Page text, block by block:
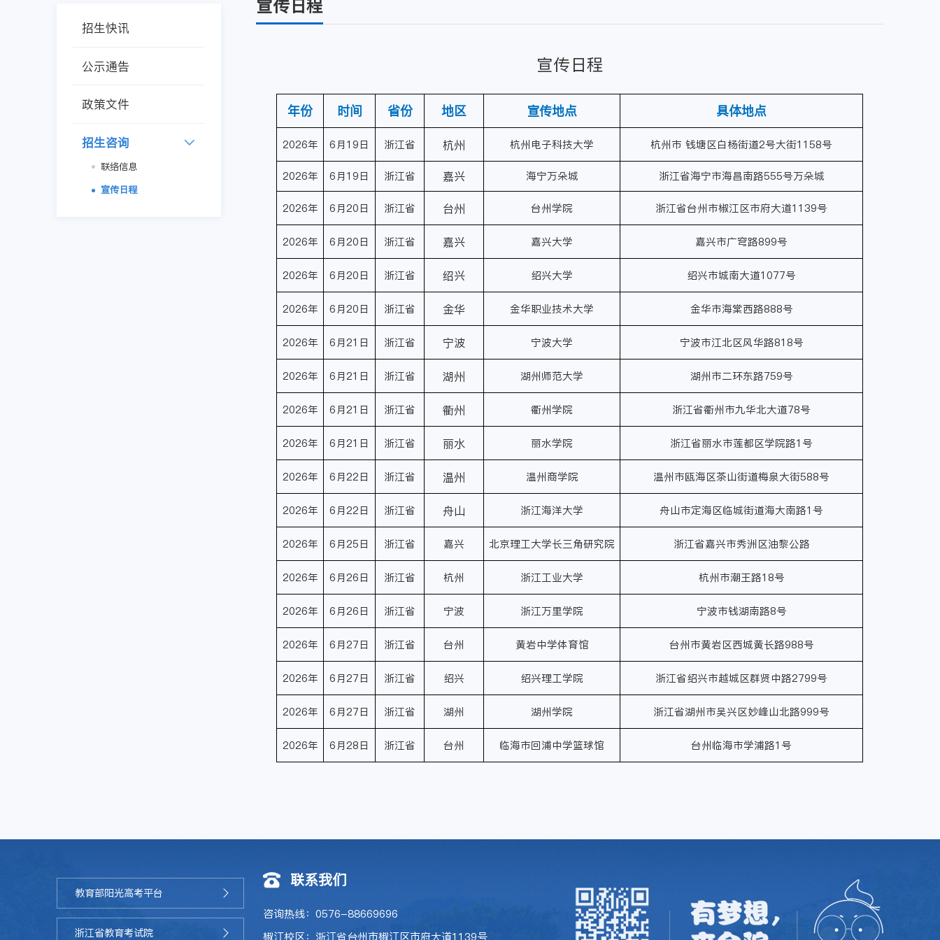
招生快讯
公示通告
政策文件
招生咨询
联络信息
宣传日程
宣传日程
宣传日程
年份 时间 省份 地区 宣传地点 具体地点
2026年 6月19日 浙江省 杭州 杭州电子科技大学 杭州市 钱塘区白杨街道2号大街1158号
2026年 6月19日 浙江省 嘉兴 海宁万朵城 浙江省海宁市海昌南路555号万朵城
2026年 6月20日 浙江省 台州 台州学院 浙江省台州市椒江区市府大道1139号
2026年 6月20日 浙江省 嘉兴 嘉兴大学 嘉兴市广穹路899号
2026年 6月20日 浙江省 绍兴 绍兴大学 绍兴市城南大道1077号
2026年 6月20日 浙江省 金华 金华职业技术大学 金华市海棠西路888号
2026年 6月21日 浙江省 宁波 宁波大学 宁波市江北区风华路818号
2026年 6月21日 浙江省 湖州 湖州师范大学 湖州市二环东路759号
2026年 6月21日 浙江省 衢州 衢州学院 浙江省衢州市九华北大道78号
2026年 6月21日 浙江省 丽水 丽水学院 浙江省丽水市莲都区学院路1号
2026年 6月22日 浙江省 温州 温州商学院 温州市瓯海区茶山街道梅泉大街588号
2026年 6月22日 浙江省 舟山 浙江海洋大学 舟山市定海区临城街道海大南路1号
2026年 6月25日 浙江省 嘉兴 北京理工大学长三角研究院 浙江省嘉兴市秀洲区油黎公路
2026年 6月26日 浙江省 杭州 浙江工业大学 杭州市潮王路18号
2026年 6月26日 浙江省 宁波 浙江万里学院 宁波市钱湖南路8号
2026年 6月27日 浙江省 台州 黄岩中学体育馆 台州市黄岩区西城黄长路988号
2026年 6月27日 浙江省 绍兴 绍兴理工学院 浙江省绍兴市越城区群贤中路2799号
2026年 6月27日 浙江省 湖州 湖州学院 浙江省湖州市吴兴区妙峰山北路999号
2026年 6月28日 浙江省 台州 临海市回浦中学篮球馆 台州临海市学浦路1号
教育部阳光高考平台
浙江省教育考试院
联系我们
咨询热线：0576-88669696
椒江校区：浙江省台州市椒江区市府大道1139号